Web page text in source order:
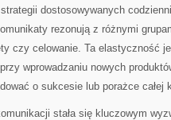
dostosowywanych
rezonują z różnymi
czy celowanie. Ta elastyczność
wprowadzaniu nowych
o sukcesie lub porażce całej
stała się kluczowym